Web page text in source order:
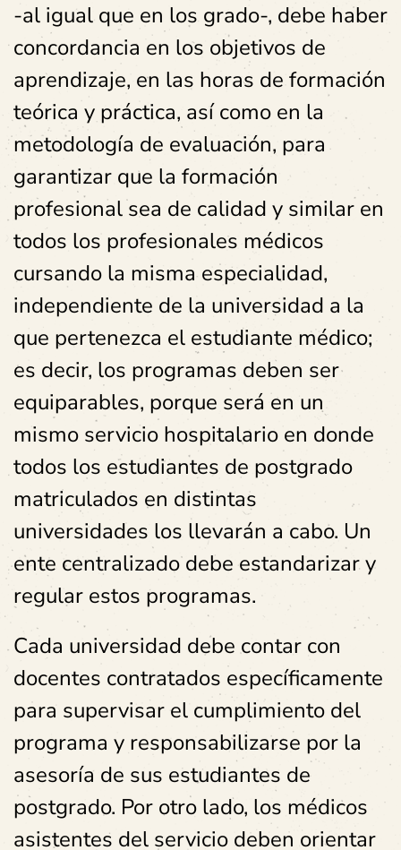
-al igual que en los grado-, debe haber
concordancia en los objetivos de
aprendizaje, en las horas de formación
teórica y práctica, así como en la
metodología de evaluación, para
garantizar que la formación
profesional sea de calidad y similar en
todos los profesionales médicos
cursando la misma especialidad,
independiente de la universidad a la
que pertenezca el estudiante médico;
es decir, los programas deben ser
equiparables, porque será en un
mismo servicio hospitalario en donde
todos los estudiantes de postgrado
matriculados en distintas
universidades los llevarán a cabo. Un
ente centralizado debe estandarizar y
regular estos programas.
Cada universidad debe contar con
docentes contratados específicamente
para supervisar el cumplimiento del
programa y responsabilizarse por la
asesoría de sus estudiantes de
postgrado. Por otro lado, los médicos
asistentes del servicio deben orientar